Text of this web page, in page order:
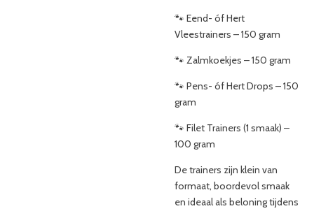
🐾 Eend- óf Hert
Vleestrainers – 150 gram
🐾 Zalmkoekjes – 150 gram
🐾 Pens- óf Hert Drops – 150
gram
🐾 Filet Trainers (1 smaak) –
100 gram
De trainers zijn klein van
formaat, boordevol smaak
en ideaal als beloning tijdens